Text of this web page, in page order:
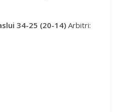
34-25 (20-14) Arbitri: